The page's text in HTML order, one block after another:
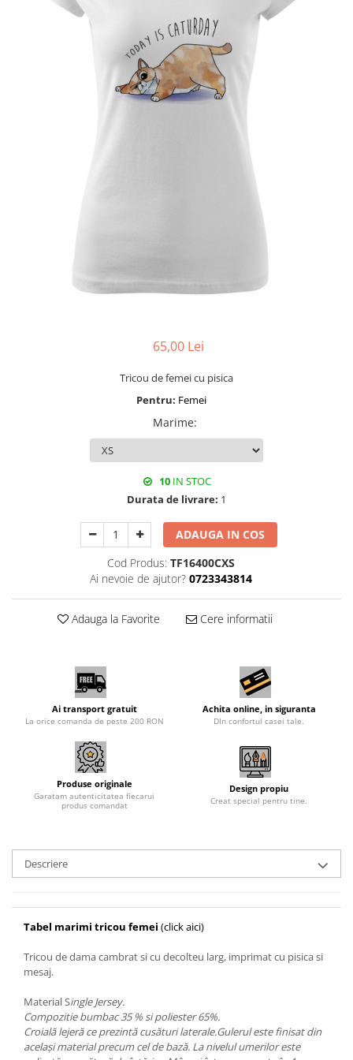
65,00 Lei
Tricou de femei cu pisica
Pentru: Femei
Marime:
10IN STOC
Durata de livrare: 1
ADAUGA IN COS
Cod Produs: TF16400CXS
Ai nevoie de ajutor? 0723343814
Adauga la Favorite Cere informatii
Ai transport gratuit
La orice comanda de peste 200 RON
Achita online, in siguranta
DIn confortul casei tale.
Produse originale
Garatam autenticitatea fiecarui
produs comandat
Design propiu
Creat special pentru tine.
Descriere
Tabel marimi tricou femei (click aici)
Tricou de dama cambrat si cu decolteu larg, imprimat cu pisica si
mesaj.
Material Single Jersey.
Compozitie bumbac 35 % si poliester 65%.
Croială lejeră ce prezintă cusături laterale.Gulerul este finisat din
acelaşi material precum cel de bază. La nivelul umerilor este